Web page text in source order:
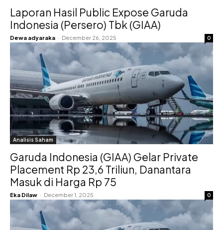
Laporan Hasil Public Expose Garuda
Indonesia (Persero) Tbk (GIAA)
Dewa adyaraka - December 26, 2025 0
Analisis Saham
Garuda Indonesia (GIAA) Gelar Private
Placement Rp 23,6 Triliun, Danantara
Masuk di Harga Rp 75
Eka Dilaw - December 1, 2025 0